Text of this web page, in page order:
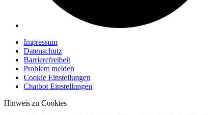
Impressum
Datenschutz
Barrierefreiheit
Problem melden
Cookie Einstellungen
Chatbot Einstellungen
Hinweis zu Cookies